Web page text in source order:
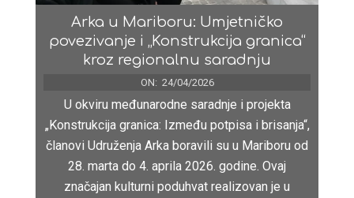
Arka u Mariboru: Umjetničko
povezivanje i „Konstrukcija granica“
kroz regionalnu saradnju
ON: 24/04/2026
U okviru međunarodne saradnje i projekta
„Konstrukcija granica: Između potpisa i brisanja“,
članovi Udruženja Arka boravili su u Mariboru od
28. marta do 4. aprila 2026. godine. Ovaj
značajan kulturni poduhvat realizovan je u